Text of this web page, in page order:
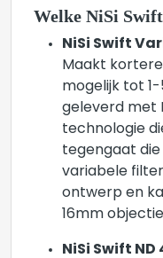
Welke NiSi
NiSi Swift
Maakt
mogelijk tot
geleverd met
technologie
tegengaat
variabele
ontwerp en
16mm
NiSi Swift ND